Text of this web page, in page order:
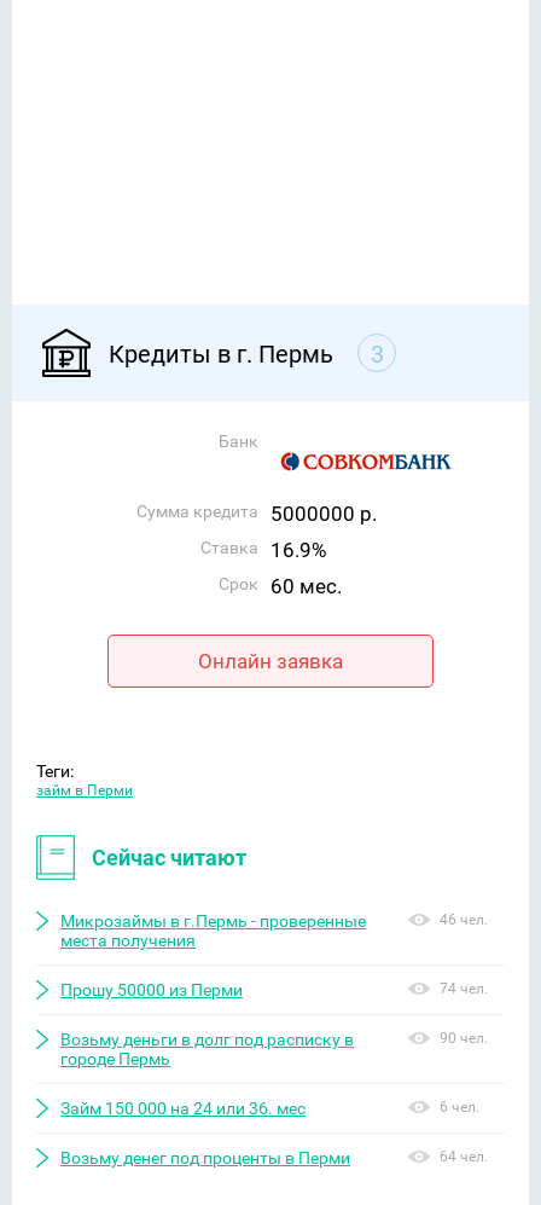
Кредиты в г. Пермь 3
Банк
Сумма кредита 5000000 р.
Ставка 16.9%
Срок 60 мес.
Онлайн заявка
Теги:
займ в Перми
Сейчас читают
Микрозаймы в г.Пермь - проверенные
места получения
46 чел.
Прошу 50000 из Перми 74 чел.
Возьму деньги в долг под расписку в
городе Пермь
90 чел.
Займ 150 000 на 24 или 36. мес 6 чел.
Возьму денег под проценты в Перми 64 чел.